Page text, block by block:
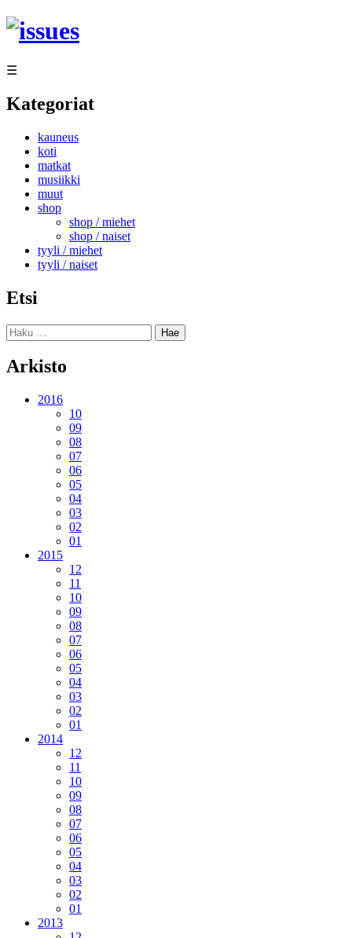
Siirry
sisältöön
☰
Kategoriat
kauneus
koti
matkat
musiikki
muut
shop
shop / miehet
shop / naiset
tyyli / miehet
tyyli / naiset
Etsi
Haku:
Arkisto
2016
10
09
08
07
06
05
04
03
02
01
2015
12
11
10
09
08
07
06
05
04
03
02
01
2014
12
11
10
09
08
07
06
05
04
03
02
01
2013